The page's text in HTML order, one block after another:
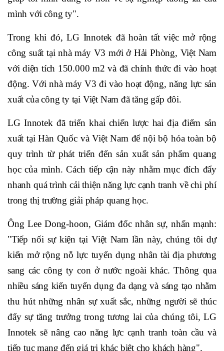
mình với công ty".
Trong khi đó, LG Innotek đã hoàn tất việc mở rộng
công suất tại nhà máy V3 mới ở Hải Phòng, Việt Nam
với diện tích 150.000 m2 và đã chính thức đi vào hoạt
động. Với nhà máy V3 đi vào hoạt động, năng lực sản
xuất của công ty tại Việt Nam đã tăng gấp đôi.
LG Innotek đã triển khai chiến lược hai địa điểm sản
xuất tại Hàn Quốc và Việt Nam để nội bộ hóa toàn bộ
quy trình từ phát triển đến sản xuất sản phẩm quang
học của mình. Cách tiếp cận này nhằm mục đích đẩy
nhanh quá trình cải thiện năng lực cạnh tranh về chi phí
trong thị trường giải pháp quang học.
Ông Lee Dong-hoon, Giám đốc nhân sự, nhấn mạnh:
"Tiếp nối sự kiện tại Việt Nam lần này, chúng tôi dự
kiến mở rộng nỗ lực tuyển dụng nhân tài địa phương
sang các công ty con ở nước ngoài khác. Thông qua
nhiều sáng kiến tuyển dụng đa dạng và sáng tạo nhằm
thu hút những nhân sự xuất sắc, những người sẽ thúc
đẩy sự tăng trưởng trong tương lai của chúng tôi, LG
Innotek sẽ nâng cao năng lực cạnh tranh toàn cầu và
tiếp tục mang đến giá trị khác biệt cho khách hàng".